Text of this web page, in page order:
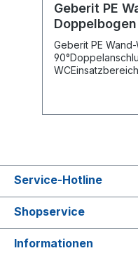
Geberit PE
Montage
Geberit PE
Service-Hotline
Shopservice
Informationen